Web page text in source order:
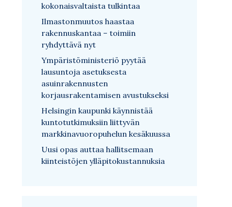
kokonaisvaltaista tulkintaa
Ilmastonmuutos haastaa
rakennuskantaa – toimiin
ryhdyttävä nyt
Ympäristöministeriö pyytää
lausuntoja asetuksesta
asuinrakennusten
korjausrakentamisen avustukseksi
Helsingin kaupunki käynnistää
kuntotutkimuksiin liittyvän
markkinavuoropuhelun kesäkuussa
Uusi opas auttaa hallitsemaan
kiinteistöjen ylläpitokustannuksia